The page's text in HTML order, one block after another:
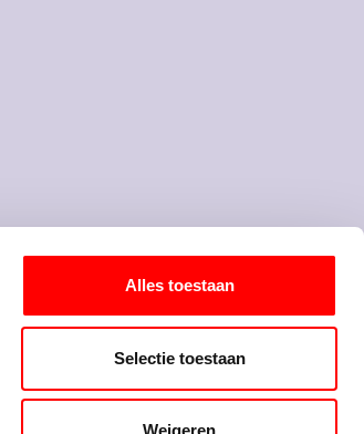
Alles toestaan
Selectie toestaan
Weigeren
van 1996